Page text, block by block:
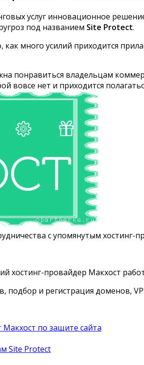
услуг инновационное
под названием Site Protect.
много усилий приходится
понравиться владельцам
нет и приходится
с упомянутым
хостинг-провайдер Макхост
подбор и регистрация доменов,
Макхост по защите сайта
Site Protect